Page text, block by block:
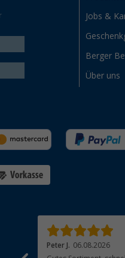
Jobs &
Berger
Über uns
Peter J. 06.08.2026